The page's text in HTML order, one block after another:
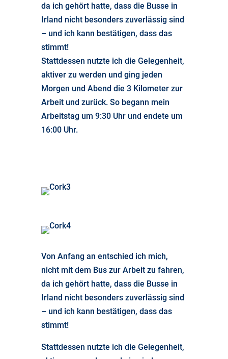
da ich gehört hatte, dass die Busse in
Irland nicht besonders zuverlässig sind
– und ich kann bestätigen, dass das
stimmt!
Stattdessen nutzte ich die Gelegenheit,
aktiver zu werden und ging jeden
Morgen und Abend die 3 Kilometer zur
Arbeit und zurück. So begann mein
Arbeitstag um 9:30 Uhr und endete um
16:00 Uhr.
Von Anfang an entschied ich mich,
nicht mit dem Bus zur Arbeit zu fahren,
da ich gehört hatte, dass die Busse in
Irland nicht besonders zuverlässig sind
– und ich kann bestätigen, dass das
stimmt!
Stattdessen nutzte ich die Gelegenheit,